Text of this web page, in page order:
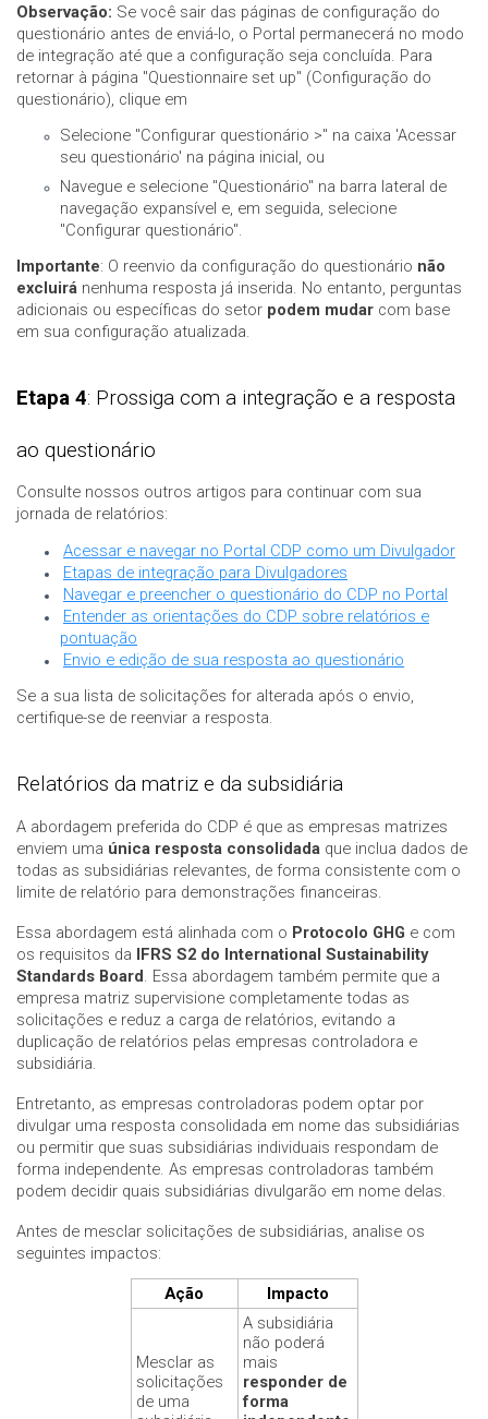
Observação: Se você sair das páginas de configuração do
questionário antes de enviá-lo, o Portal permanecerá no modo
de integração até que a configuração seja concluída. Para
retornar à página "Questionnaire set up" (Configuração do
questionário), clique em
Selecione "Configurar questionário >" na caixa 'Acessar
seu questionário' na página inicial, ou
Navegue e selecione "Questionário" na barra lateral de
navegação expansível e, em seguida, selecione
"Configurar questionário".
Importante: O reenvio da configuração do questionário não
excluirá nenhuma resposta já inserida. No entanto, perguntas
adicionais ou específicas do setor podem mudar com base
em sua configuração atualizada.
Etapa 4: Prossiga com a integração e a resposta
ao questionário
Consulte nossos outros artigos para continuar com sua
jornada de relatórios:
Acessar e navegar no Portal CDP como um Divulgador
Etapas de integração para Divulgadores
Navegar e preencher o questionário do CDP no Portal
Entender as orientações do CDP sobre relatórios e
pontuação
Envio e edição de sua resposta ao questionário
Se a sua lista de solicitações for alterada após o envio,
certifique-se de reenviar a resposta.
Relatórios da matriz e da subsidiária
A abordagem preferida do CDP é que as empresas matrizes
enviem uma única resposta consolidada que inclua dados de
todas as subsidiárias relevantes, de forma consistente com o
limite de relatório para demonstrações financeiras.
Essa abordagem está alinhada com o Protocolo GHG e com
os requisitos da IFRS S2 do International Sustainability
Standards Board . Essa abordagem também permite que a
empresa matriz supervisione completamente todas as
solicitações e reduz a carga de relatórios, evitando a
duplicação de relatórios pelas empresas controladora e
subsidiária.
Entretanto, as empresas controladoras podem optar por
divulgar uma resposta consolidada em nome das subsidiárias
ou permitir que suas subsidiárias individuais respondam de
forma independente. As empresas controladoras também
podem decidir quais subsidiárias divulgarão em nome delas.
Antes de mesclar solicitações de subsidiárias, analise os
seguintes impactos:
Ação Impacto
Mesclar as
solicitações
de uma
A subsidiária
não poderá
mais
responder de
forma